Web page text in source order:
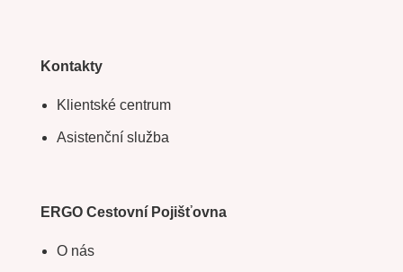
Kontakty
Klientské centrum
Asistenční služba
ERGO Cestovní Pojišťovna
O nás